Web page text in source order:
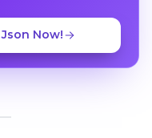
Now!